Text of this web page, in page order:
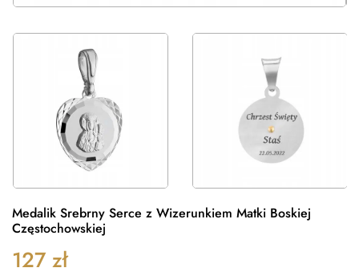
Medalik Srebrny Serce z Wizerunkiem Matki Boskiej
Częstochowskiej
127 zł